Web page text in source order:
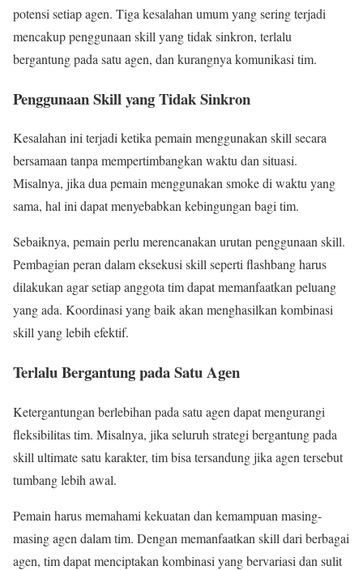
potensi setiap agen. Tiga kesalahan umum yang sering terjadi
mencakup penggunaan skill yang tidak sinkron, terlalu
bergantung pada satu agen, dan kurangnya komunikasi tim.
Penggunaan Skill yang Tidak Sinkron
Kesalahan ini terjadi ketika pemain menggunakan skill secara
bersamaan tanpa mempertimbangkan waktu dan situasi.
Misalnya, jika dua pemain menggunakan smoke di waktu yang
sama, hal ini dapat menyebabkan kebingungan bagi tim.
Sebaiknya, pemain perlu merencanakan urutan penggunaan skill.
Pembagian peran dalam eksekusi skill seperti flashbang harus
dilakukan agar setiap anggota tim dapat memanfaatkan peluang
yang ada. Koordinasi yang baik akan menghasilkan kombinasi
skill yang lebih efektif.
Terlalu Bergantung pada Satu Agen
Ketergantungan berlebihan pada satu agen dapat mengurangi
fleksibilitas tim. Misalnya, jika seluruh strategi bergantung pada
skill ultimate satu karakter, tim bisa tersandung jika agen tersebut
tumbang lebih awal.
Pemain harus memahami kekuatan dan kemampuan masing-
masing agen dalam tim. Dengan memanfaatkan skill dari berbagai
agen, tim dapat menciptakan kombinasi yang bervariasi dan sulit